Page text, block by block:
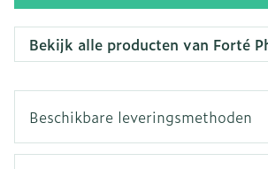
Bekijk alle producten van Forté
Beschikbare leveringsmethoden